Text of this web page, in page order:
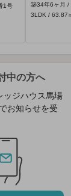
1号
築34年6ヶ月 /
3LDK / 63.87
中の方へ
ッジハウス馬場
お知らせを受